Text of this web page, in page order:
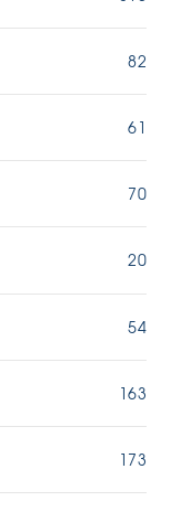
82
61
70
20
54
163
173